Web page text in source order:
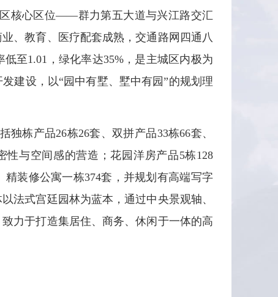
核心区位——群力第五大道与兴江路交汇
、教育、医疗配套成熟，交通路网四通八
至1.01，绿化率达35%，是主城区内极为
建设，以“园中有墅、墅中有园”的规划理
栋产品26栋26套、双拼产品33栋66套、
性与空间感的营造；花园洋房产品5栋128
装修公寓一栋374套，并规划有高端写字
法式宫廷园林为蓝本，通过中央景观轴、
力于打造集居住、商务、休闲于一体的高